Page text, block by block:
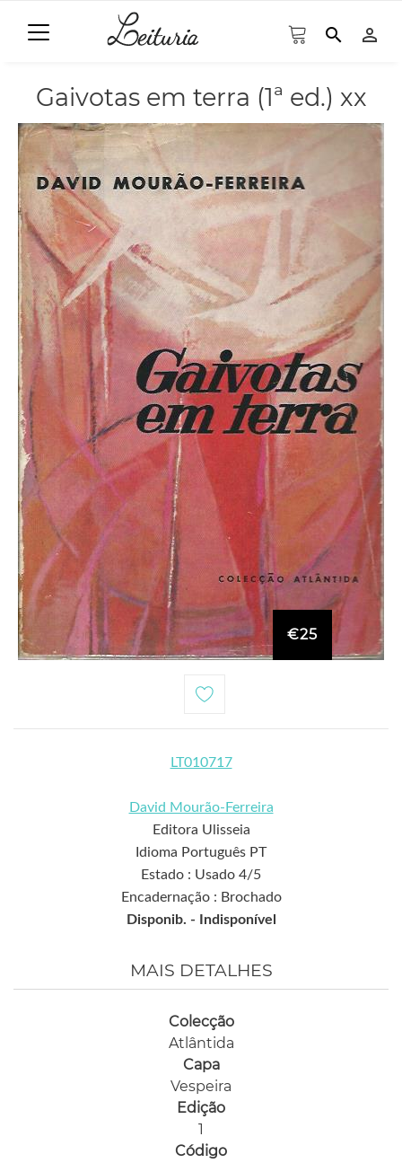
search person_outline
Gaivotas em terra (1ª ed.) xx
€25
LT010717
David Mourão-Ferreira
Editora Ulisseia
Idioma Português PT
Estado : Usado 4/5
Encadernação : Brochado
Disponib. -
Indisponível
MAIS DETALHES
Colecção
Atlântida
Capa
Vespeira
Edição
1
Código